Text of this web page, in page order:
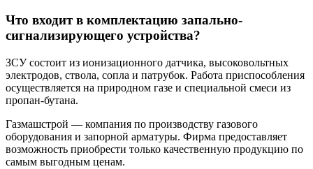
Что входит в комплектацию запально-
сигнализирующего устройства?
ЗСУ состоит из ионизационного датчика, высоковольтных
электродов, ствола, сопла и патрубок. Работа приспособления
осуществляется на природном газе и специальной смеси из
пропан-бутана.
Газмашстрой — компания по производству газового
оборудования и запорной арматуры. Фирма предоставляет
возможность приобрести только качественную продукцию по
самым выгодным ценам.